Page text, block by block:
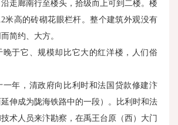
走廊南行至楼头，拾级而上可到二楼。楼
米高的砖砌花眼栏杆。整个建筑外观没有
简约、大方。
晚于它、规模却比它大的红洋楼，人们俗
一年，清政府向比利时和法国贷款修建汴
伸成为陇海铁路中的一段）。比利时和法
术人员来汴勘察，在禹王台原（西）大门